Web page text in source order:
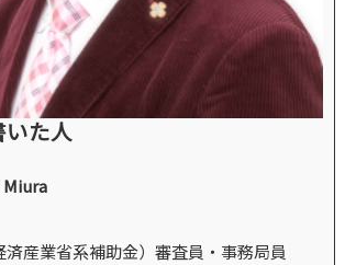
いた人
Miura
産業省系補助金）審査員・事務局員